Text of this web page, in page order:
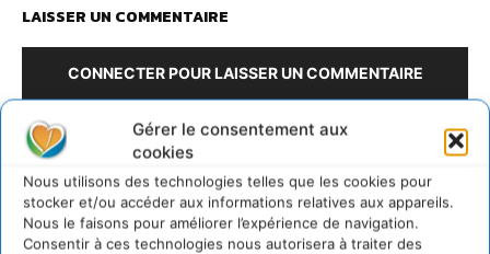
Gérer le consentement aux
cookies
Nous utilisons des technologies telles que les cookies pour
stocker et/ou accéder aux informations relatives aux appareils.
Nous le faisons pour améliorer l’expérience de navigation.
Consentir à ces technologies nous autorisera à traiter des
LAISSER UN COMMENTAIRE
CONNECTER POUR LAISSER UN COMMENTAIRE